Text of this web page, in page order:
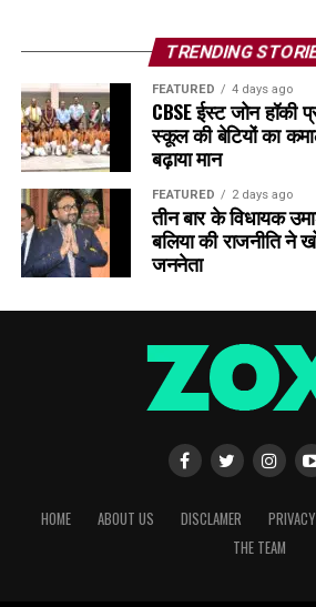
TRENDING
FEATURED 4 days ago
CBSE ईस्ट जोन हॉकी
स्कूल की बेटियों का
बढ़ाया मान
FEATURED 2 days ago
तीन बार के विधायक
बलिया की राजनीति ने
जननेता
HOME ABOUT US DISCLAMER
THE TEAM